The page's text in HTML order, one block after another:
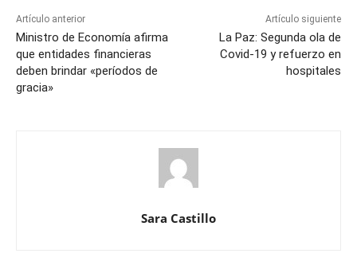
Artículo anterior
Ministro de Economía afirma
que entidades financieras
deben brindar «períodos de
gracia»
Artículo siguiente
La Paz: Segunda ola de
Covid-19 y refuerzo en
hospitales
Sara Castillo